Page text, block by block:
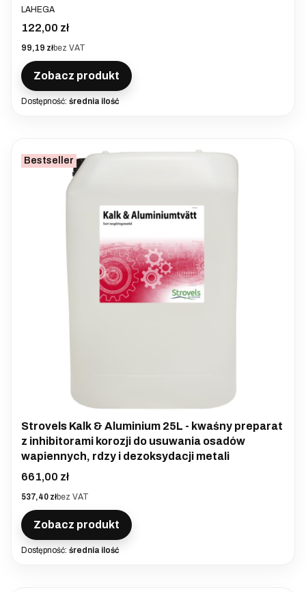
PRODUCENT
LAHEGA
Cena
122,00 zł
Cena
99,19 złbez VAT
Zobacz produkt
Dostępność: średnia ilość
Bestseller
Strovels Kalk & Aluminium 25L - kwaśny preparat
z inhibitorami korozji do usuwania osadów
wapiennych, rdzy i dezoksydacji metali
Cena
661,00 zł
Cena
537,40 złbez VAT
Zobacz produkt
Dostępność: średnia ilość